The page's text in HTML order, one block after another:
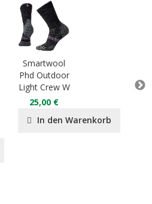
Smartwool
Phd Outdoor
Light Crew W
25,00 €
In den Warenkorb